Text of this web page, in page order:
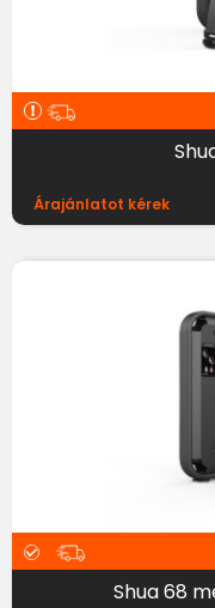
Árajánlatot kérek
Shua 68